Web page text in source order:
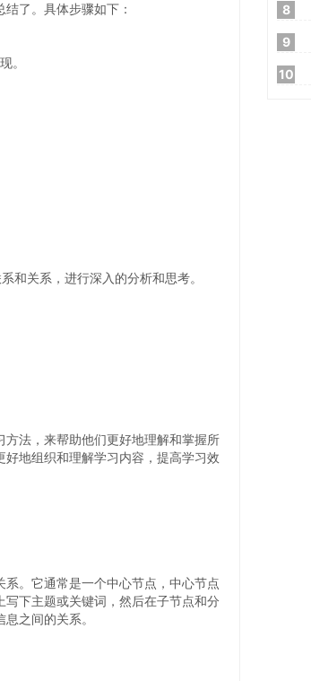
了。具体步骤如下：
。
和关系，进行深入的分析和思考。
法，来帮助他们更好地理解和掌握所
地组织和理解学习内容，提高学习效
。它通常是一个中心节点，中心节点
下主题或关键词，然后在子节点和分
之间的关系。
8
9
10